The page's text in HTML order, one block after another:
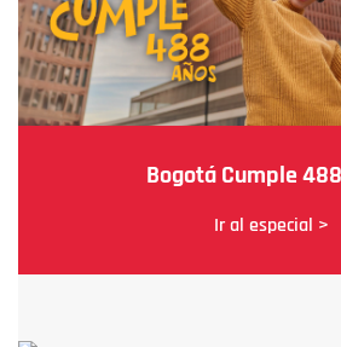
Bogotá Cumple
Ir al especial >